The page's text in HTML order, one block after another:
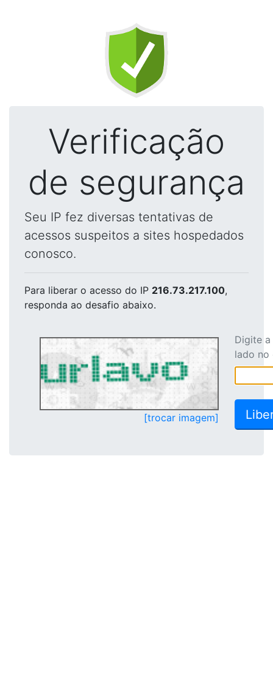
Verificação
de segurança
Seu IP fez diversas tentativas de
acessos suspeitos a sites hospedados
conosco.
Para liberar o acesso do IP 216.73.217.100,
responda ao desafio abaixo.
[trocar imagem]
Digite
lado no